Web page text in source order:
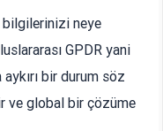
neye
GPDR yani
bir durum söz
ve global bir çözüme